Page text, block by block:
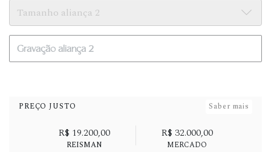
PREÇO JUSTO Saber mais
R$ 19.200,00
REISMAN
R$ 32.000,00
MERCADO